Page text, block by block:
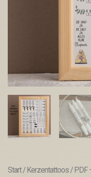
Start/ Kerzentattoos/ PDF